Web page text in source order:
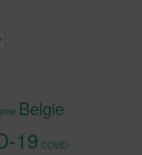
Belgie
19 COVID-